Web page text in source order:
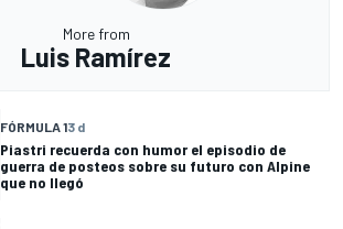
More from
Luis Ramírez
FÓRMULA 13 d
Piastri recuerda con humor el episodio de
guerra de posteos sobre su futuro con Alpine
que no llegó